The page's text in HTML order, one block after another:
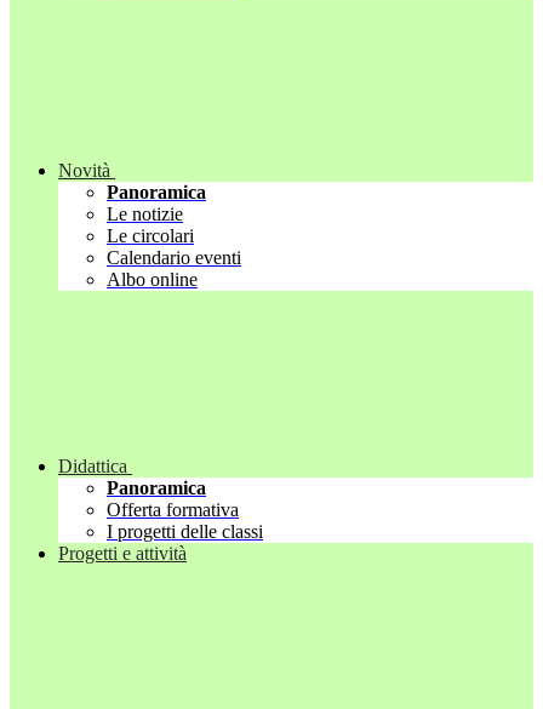
Novità
Panoramica
Le notizie
Le circolari
Calendario eventi
Albo online
Didattica
Panoramica
Offerta formativa
I progetti delle classi
Progetti e attività